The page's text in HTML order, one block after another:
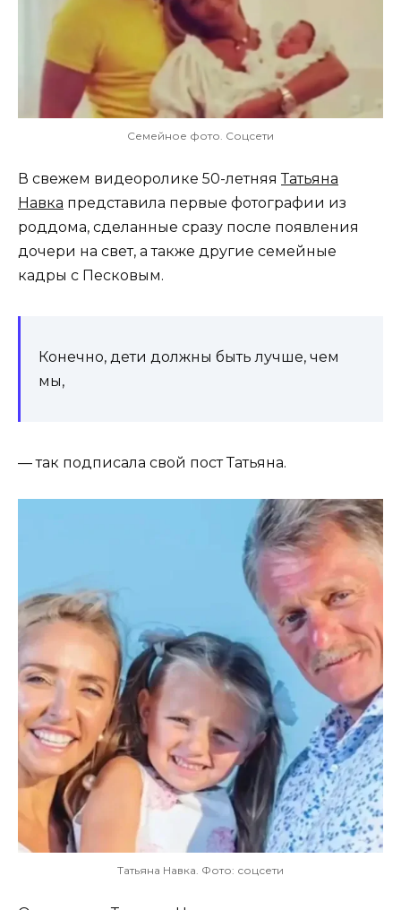
Семейное фото. Соцсети
В свежем видеоролике 50-летняяТатьяна
Навка представила первые фотографии из
роддома, сделанные сразу после появления
дочери на свет, а также другие семейные
кадры с Песковым.
Конечно, дети должны быть лучше, чем
мы,
— так подписала свой пост Татьяна.
Татьяна Навка. Фото: соцсети